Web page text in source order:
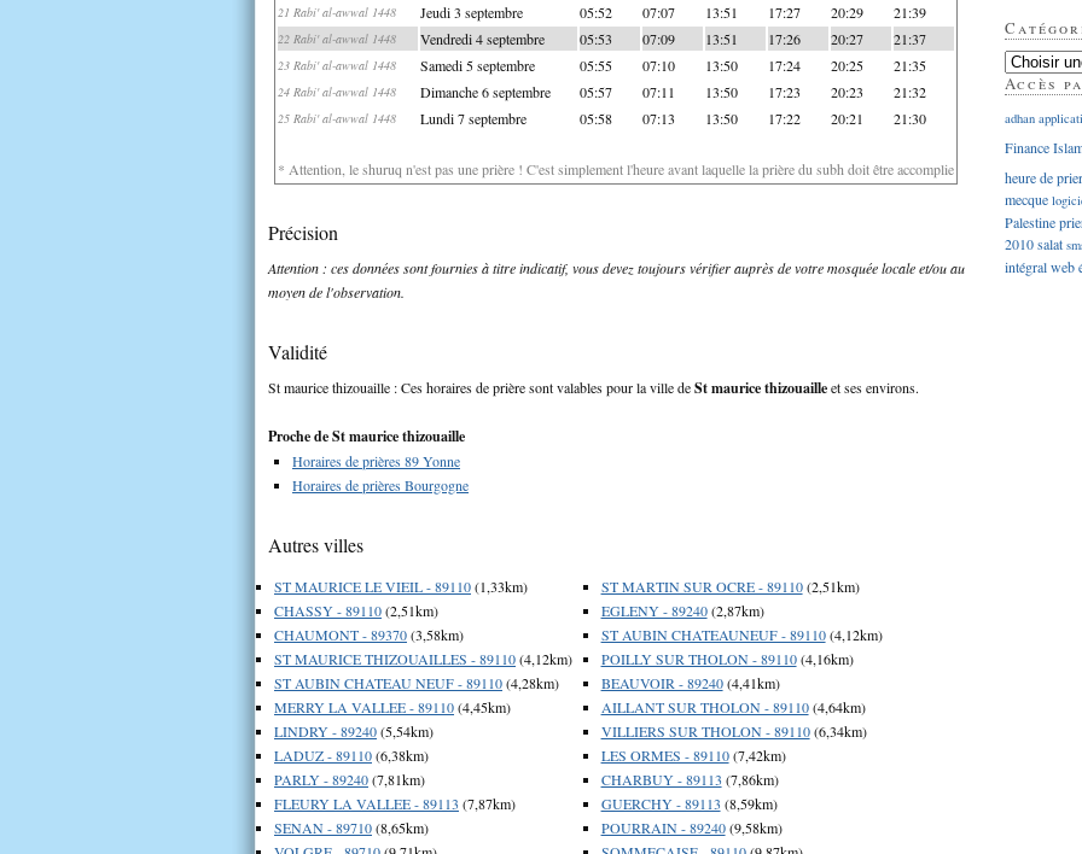
21 Rabi' al-awwal 1448 Jeudi 3 septembre 05:52 07:07 13:51 17:27 20:29 21:39
22 Rabi' al-awwal 1448 Vendredi 4 septembre 05:53 07:09 13:51 17:26 20:27 21:37
23 Rabi' al-awwal 1448 Samedi 5 septembre 05:55 07:10 13:50 17:24 20:25 21:35
24 Rabi' al-awwal 1448 Dimanche 6 septembre 05:57 07:11 13:50 17:23 20:23 21:32
25 Rabi' al-awwal 1448 Lundi 7 septembre 05:58 07:13 13:50 17:22 20:21 21:30
* Attention, le shuruq n'est pas une prière ! C'est simplement l'heure avant laquelle la prière du subh doit être accomplie
Précision
Attention : ces données sont fournies à titre indicatif, vous devez toujours vérifier auprès de votre mosquée locale et/ou au
moyen de l'observation.
Validité
St maurice thizouaille : Ces horaires de prière sont valables pour la ville deSt maurice thizouailleet ses environs.
Proche de St maurice thizouaille
Horaires de prières 89 Yonne
Horaires de prières Bourgogne
Autres villes
ST MAURICE LE VIEIL - 89110(1,33km)
CHASSY - 89110(2,51km)
CHAUMONT - 89370(3,58km)
ST MAURICE THIZOUAILLES - 89110(4,12km)
ST AUBIN CHATEAU NEUF - 89110(4,28km)
MERRY LA VALLEE - 89110(4,45km)
LINDRY - 89240(5,54km)
LADUZ - 89110(6,38km)
PARLY - 89240(7,81km)
FLEURY LA VALLEE - 89113 (7,87km)
SENAN - 89710(8,65km)
ST MARTIN SUR OCRE - 89110(2,51km)
EGLENY - 89240(2,87km)
ST AUBIN CHATEAUNEUF - 89110(4,12km)
POILLY SUR THOLON - 89110(4,16km)
BEAUVOIR - 89240(4,41km)
AILLANT SUR THOLON - 89110(4,64km)
VILLIERS SUR THOLON - 89110(6,34km)
LES ORMES - 89110(7,42km)
CHARBUY - 89113 (7,86km)
GUERCHY - 89113 (8,59km)
POURRAIN - 89240(9,58km)
Accès
adhan
Finance
heure de
mecque
Palestine
2010salat
intégralweb